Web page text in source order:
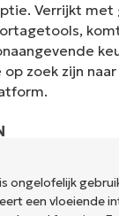
Verrijkt met
zoek zijn
ongelofelijk
een vloeiende